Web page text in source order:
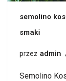
semolino
smaki
przez admin
Semolino